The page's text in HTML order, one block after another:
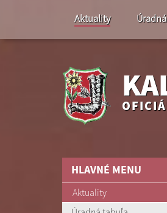
Aktuality
HLAVNÉ MENU
Aktuality